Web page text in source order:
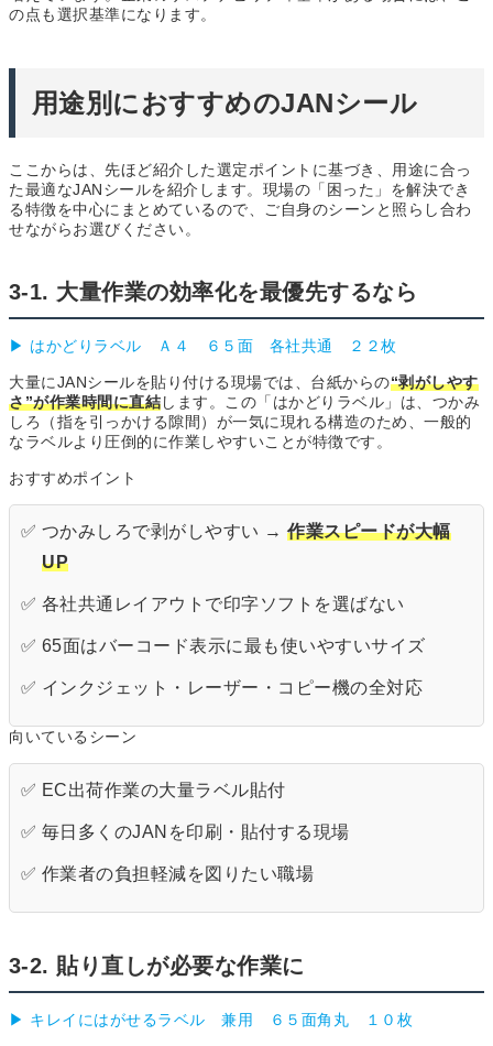
の点も選択基準になります。
用途別におすすめのJANシール
ここからは、先ほど紹介した選定ポイントに基づき、用途に合っ
た最適なJANシールを紹介します。現場の「困った」を解決でき
る特徴を中心にまとめているので、ご自身のシーンと照らし合わ
せながらお選びください。
3-1. 大量作業の効率化を最優先するなら
▶ はかどりラベル Ａ４ ６５面 各社共通 ２２枚
大量にJANシールを貼り付ける現場では、台紙からの“剥がしやす
さ”が作業時間に直結します。この「はかどりラベル」は、つかみ
しろ（指を引っかける隙間）が一気に現れる構造のため、一般的
なラベルより圧倒的に作業しやすいことが特徴です。
おすすめポイント
✅ つかみしろで剥がしやすい →作業スピードが大幅
UP
✅ 各社共通レイアウトで印字ソフトを選ばない
✅ 65面はバーコード表示に最も使いやすいサイズ
✅ インクジェット・レーザー・コピー機の全対応
向いているシーン
✅ EC出荷作業の大量ラベル貼付
✅ 毎日多くのJANを印刷・貼付する現場
✅ 作業者の負担軽減を図りたい職場
3-2. 貼り直しが必要な作業に
▶ キレイにはがせるラベル 兼用 ６５面角丸 １０枚